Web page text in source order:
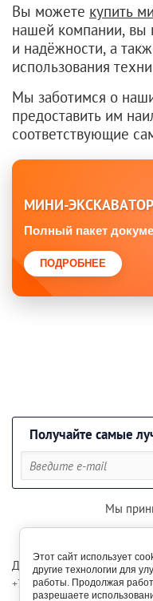
Вы можете купить
нашей компании, вы
и надёжности, а
использования
Мы заботимся о
предоставить им
соответствующие
МИНИ-
Полный пакет
ПОДРОБНЕЕ
Получайте самые
Мы
Для консультации звоните
+7 (985) 29-999-85 +7
Этот сайт использует
другие технологии для
работы. Продолжая
разрешаете